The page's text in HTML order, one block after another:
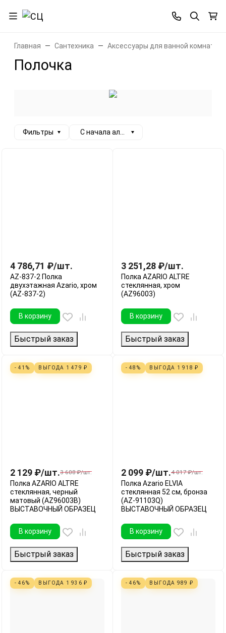
Главная Сантехника Аксессуары для ванной комнаты
Полочка
Фильтры С начала алфавита
4 786,71 ₽/шт.
AZ-837-2 Полка
двухэтажная Azario, хром
(AZ-837-2)
В корзину
Быстрый заказ
3 251,28 ₽/шт.
Полка AZARIO ALTRE
стеклянная, хром
(AZ96003)
В корзину
Быстрый заказ
- 41% ВЫГОДА 1 479 ₽
2 129 ₽/шт.3 608 ₽/шт.
Полка AZARIO ALTRE
стеклянная, черный
матовый (AZ96003B)
ВЫСТАВОЧНЫЙ ОБРАЗЕЦ
В корзину
Быстрый заказ
- 48% ВЫГОДА 1 918 ₽
2 099 ₽/шт.4 017 ₽/шт.
Полка Azario ELVIA
стеклянная 52 см, бронза
(AZ-91103Q)
ВЫСТАВОЧНЫЙ ОБРАЗЕЦ
В корзину
Быстрый заказ
- 46% ВЫГОДА 1 936 ₽ - 46% ВЫГОДА 989 ₽